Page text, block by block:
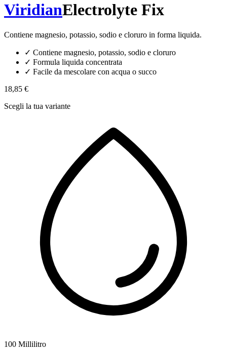
ViridianElectrolyte Fix
Contiene magnesio, potassio, sodio e cloruro in forma liquida.
✓ Contiene magnesio, potassio, sodio e cloruro
✓ Formula liquida concentrata
✓ Facile da mescolare con acqua o succo
18,85 €
Scegli la tua variante
100 Millilitro